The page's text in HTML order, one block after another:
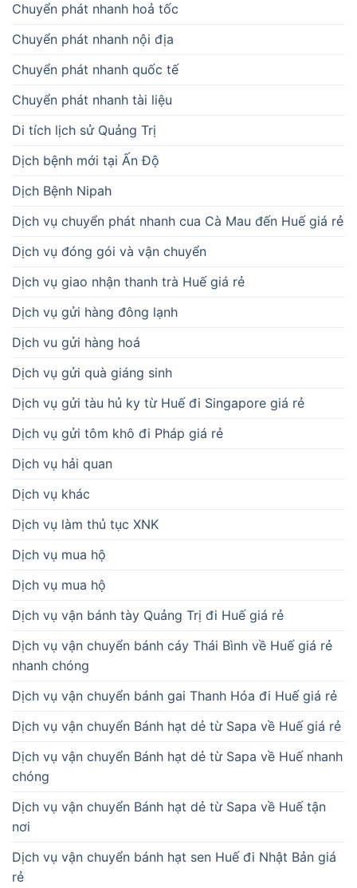
Chuyển phát nhanh hoả tốc
Chuyển phát nhanh nội địa
Chuyển phát nhanh quốc tế
Chuyển phát nhanh tài liệu
Di tích lịch sử Quảng Trị
Dịch bệnh mới tại Ấn Độ
Dịch Bệnh Nipah
Dịch vụ chuyển phát nhanh cua Cà Mau đến Huế giá rẻ
Dịch vụ đóng gói và vận chuyển
Dịch vụ giao nhận thanh trà Huế giá rẻ
Dịch vụ gửi hàng đông lạnh
Dịch vu gửi hàng hoá
Dịch vụ gửi quà giáng sinh
Dịch vụ gửi tàu hủ ky từ Huế đi Singapore giá rẻ
Dịch vụ gửi tôm khô đi Pháp giá rẻ
Dịch vụ hải quan
Dịch vụ khác
Dịch vụ làm thủ tục XNK
Dịch vụ mua hộ
Dịch vụ mua hộ
Dịch vụ vận bánh tày Quảng Trị đi Huế giá rẻ
Dịch vụ vận chuyển bánh cáy Thái Bình về Huế giá rẻ
nhanh chóng
Dịch vụ vận chuyển bánh gai Thanh Hóa đi Huế giá rẻ
Dịch vụ vận chuyển Bánh hạt dẻ từ Sapa về Huế giá rẻ
Dịch vụ vận chuyển Bánh hạt dẻ từ Sapa về Huế nhanh
chóng
Dịch vụ vận chuyển Bánh hạt dẻ từ Sapa về Huế tận
nơi
Dịch vụ vận chuyển bánh hạt sen Huế đi Nhật Bản giá
rẻ